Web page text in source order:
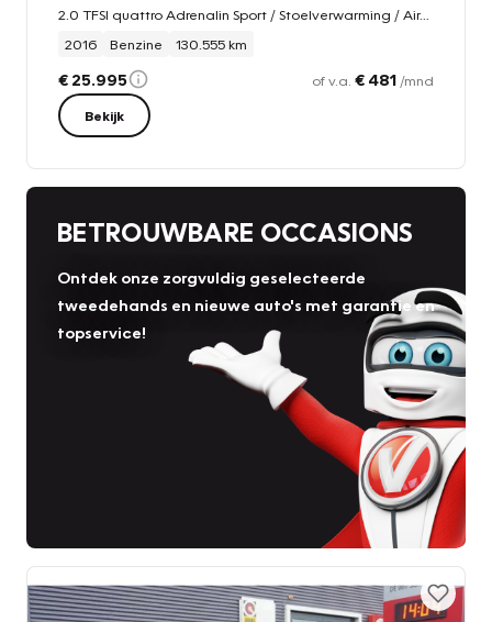
2.0 TFSI quattro Adrenalin Sport / Stoelverwarming / Airco
2016
Benzine 130.555 km
€ 25.995 of v.a. € 481 /mnd
Bekijk
BETROUWBARE OCCASIONS
Ontdek onze zorgvuldig geselecteerde
tweedehands en nieuwe auto's met garantie en
topservice!